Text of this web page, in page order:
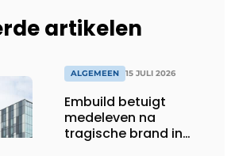
artikelen
ALGEMEEN 15 JULI 2026
Embuild betuigt
medeleven na
tragische brand in